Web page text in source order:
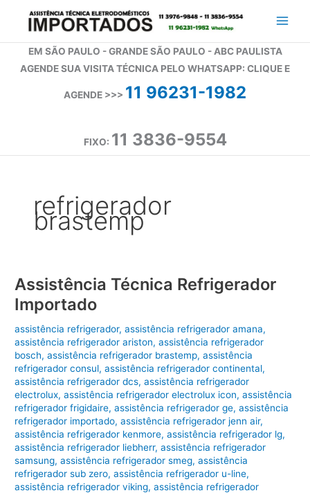
conteúdoEM SÃO PAULO - GRANDE SÃO PAULO - ABC PAULISTA
AGENDE SUA VISITA TÉCNICA PELO WHATSAPP: CLIQUE E
AGENDE >>> 11 96231-1982
FIXO: 11 3836-9554
refrigerador
brastemp
Assistência Técnica Refrigerador
Importado
assistência refrigerador,assistência refrigerador amana,
assistência refrigerador ariston,assistência refrigerador
bosch,assistência refrigerador brastemp,assistência
refrigerador consul,assistência refrigerador continental,
assistência refrigerador dcs,assistência refrigerador
electrolux,assistência refrigerador electrolux icon,assistência
refrigerador frigidaire,assistência refrigerador ge,assistência
refrigerador importado,assistência refrigerador jenn air,
assistência refrigerador kenmore,assistência refrigerador lg,
assistência refrigerador liebherr,assistência refrigerador
samsung,assistência refrigerador smeg,assistência
refrigerador sub zero,assistência refrigerador u-line,
assistência refrigerador viking,assistência refrigerador